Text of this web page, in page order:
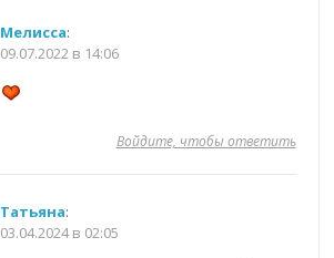
Мелисса:
09.07.2022 в 14:06
Войдите, чтобы ответить
Татьяна:
03.04.2024 в 02:05